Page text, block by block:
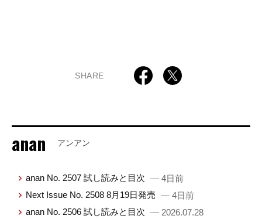
SHARE
anan アンアン
anan No. 2507 試し読みと目次 — 4日前
Next Issue No. 2508 8月19日発売 — 4日前
anan No. 2506 試し読みと目次 — 2026.07.28